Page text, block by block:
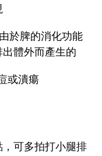
由於脾的消化功能
體外而產生的
或潰瘍
，可多拍打小腿排